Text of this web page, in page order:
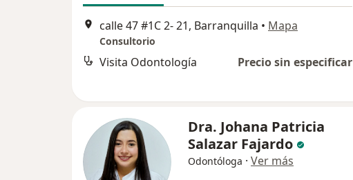
calle 47 #1C 2- 21, Barranquilla • Mapa
Consultorio
Visita Odontología Precio sin especificar
Dra. Johana Patricia
Salazar Fajardo
Odontóloga · Ver más